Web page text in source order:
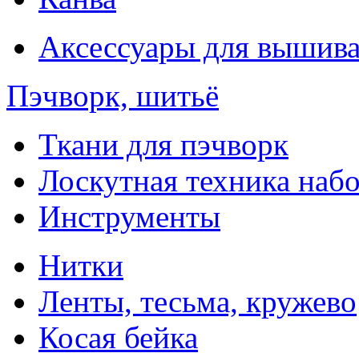
Аксессуары для
Пэчворк, шитьё
Ткани для пэчворк
Лоскутная техника
Инструменты
Нитки
Ленты, тесьма, кружево
Косая бейка